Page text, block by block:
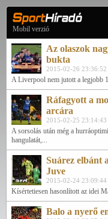
Mobil verzió
Az olaszok
bukta
2015-02-26 23:36:52
A Liverpool nem jutott a legjobb
Ráfagyott a
arcára
2015-02-25 23:14:43
A sorsolás után még a
hangulatát,...
Suárez elbánt
Juve
2015-02-24 23:09:44
Kísértetiesen hasonlított az idei
Balo a nyerő